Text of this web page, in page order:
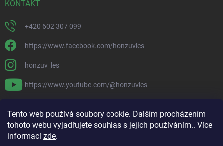
Tento web používá soubory cookie. Dalším procházením
tohoto webu vyjadřujete souhlas s jejich používáním.. Více
informací zde.
KONTAKT
+420 602 307 099
https://www.facebook.com/honzuvles
honzuv_les
https://www.youtube.com/@honzuvles
PŘIJÍMÁME ONLINE PLATBY